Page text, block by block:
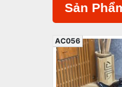
Sản
AC056